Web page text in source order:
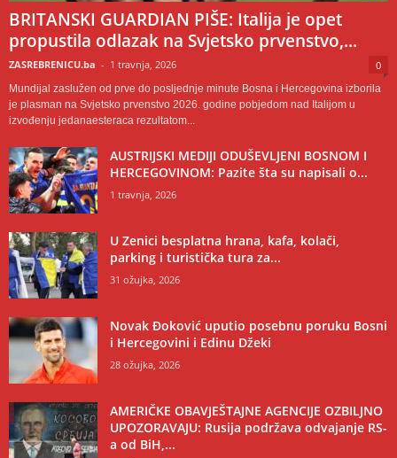
BRITANSKI GUARDIAN PIŠE: Italija je opet
propustila odlazak na Svjetsko prvenstvo,...
ZASREBRENICU.ba - 1 travnja, 2026 0
Mundijal zaslužen od prve do posljednje minute Bosna i Hercegovina izborila
je plasman na Svjetsko prvenstvo 2026. godine pobjedom nad Italijom u
izvođenju jedanaesteraca rezultatom...
AUSTRIJSKI MEDIJI ODUŠEVLJENI BOSNOM I
HERCEGOVINOM: Pazite šta su napisali o...
1 travnja, 2026
U Zenici besplatna hrana, kafa, kolači,
parking i turistička tura za...
31 ožujka, 2026
Novak Đoković uputio posebnu poruku Bosni
i Hercegovini i Edinu Džeki
28 ožujka, 2026
AMERIČKE OBAVJEŠTAJNE AGENCIJE OZBILJNO
UPOZORAVAJU: Rusija podržava odvajanje RS-
a od BiH,...